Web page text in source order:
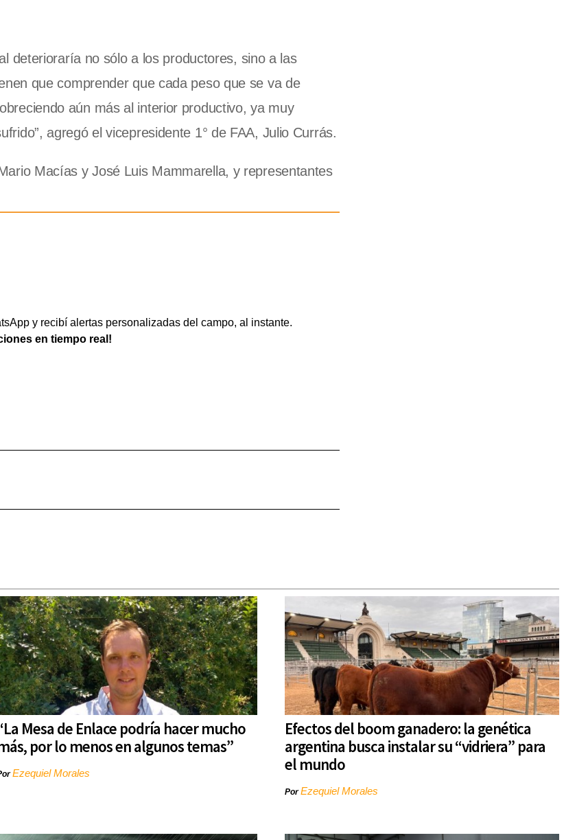
deterioraría no sólo a los productores, sino a las
que comprender que cada peso que se va de
aún más al interior productivo, ya muy
agregó el vicepresidente 1° de FAA, Julio Currás.
Macías y José Luis Mammarella, y representantes
y recibí alertas personalizadas del campo, al instante.
en tiempo real!
Mesa de Enlace podría hacer mucho
por lo menos en algunos temas”
Ezequiel Morales
Efectos del boom ganadero: la genética
argentina busca instalar su “vidriera” para
el mundo
PorEzequiel Morales